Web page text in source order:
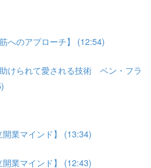
へのアプローチ】 (12:54)
けられて愛される技術 ベン・フラ
業マインド】 (13:34)
業マインド】 (12:43)